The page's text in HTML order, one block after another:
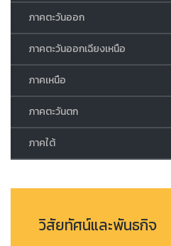
ภาคตะวันออก
ภาคตะวันออกเฉียงเหนือ
ภาคเหนือ
ภาคตะวันตก
ภาคใต้
วิสัยทัศน์และพันธกิจ